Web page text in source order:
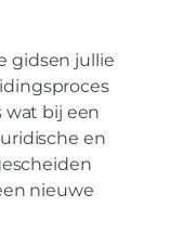
gidsen jullie
wat bij een
en
nieuwe